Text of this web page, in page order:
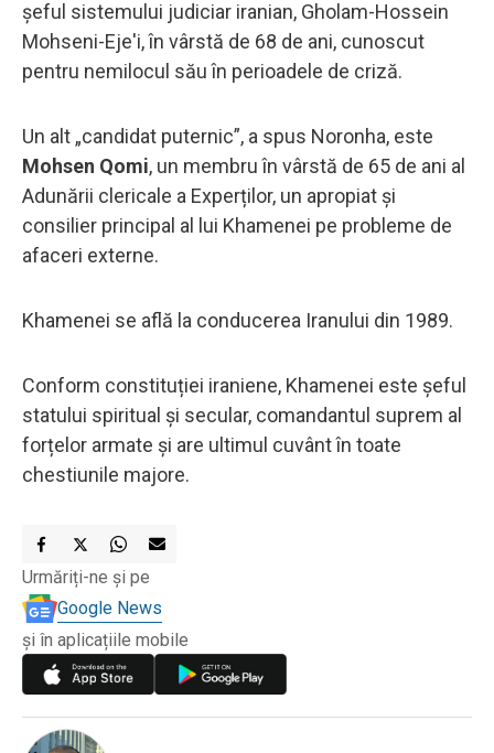
șeful sistemului judiciar iranian, Gholam-Hossein
Mohseni-Eje'i, în vârstă de 68 de ani, cunoscut
pentru nemilocul său în perioadele de criză.
Un alt „candidat puternic”, a spus Noronha, este
Mohsen Qomi, un membru în vârstă de 65 de ani al
Adunării clericale a Experților, un apropiat și
consilier principal al lui Khamenei pe probleme de
afaceri externe.
Khamenei se află la conducerea Iranului din 1989.
Conform constituției iraniene, Khamenei este șeful
statului spiritual și secular, comandantul suprem al
forțelor armate și are ultimul cuvânt în toate
chestiunile majore.
Urmăriți-ne și pe
Google News
și în aplicațiile mobile